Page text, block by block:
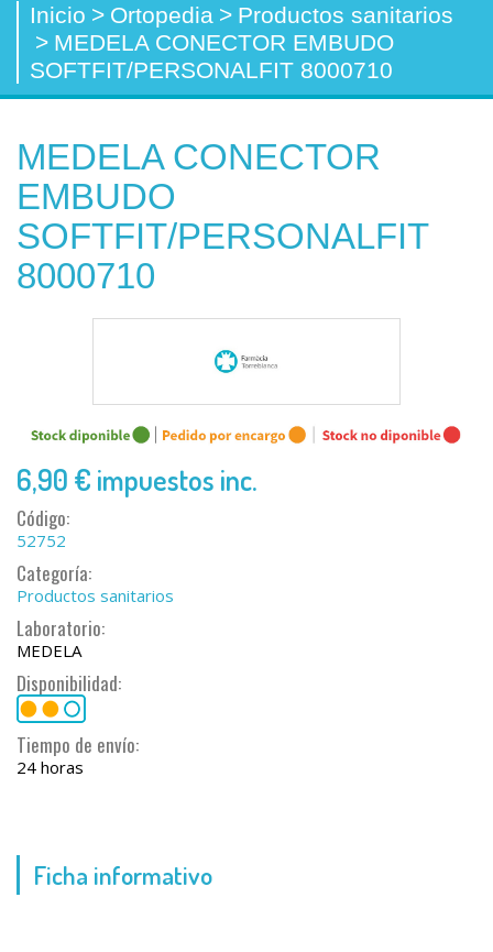
Inicio > Ortopedia > Productos sanitarios
> MEDELA CONECTOR EMBUDO
SOFTFIT/PERSONALFIT 8000710
MEDELA CONECTOR
EMBUDO
SOFTFIT/PERSONALFIT
8000710
6,90 € impuestos inc.
Código:
52752
Categoría:
Productos sanitarios
Laboratorio:
MEDELA
Disponibilidad:
Tiempo de envío:
24 horas
Ficha informativo